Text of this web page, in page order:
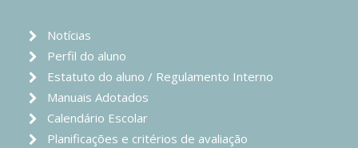
Notícias
Perfil do aluno
Estatuto do aluno / Regulamento Interno
Manuais Adotados
Calendário Escolar
Planificações e critérios de avaliação